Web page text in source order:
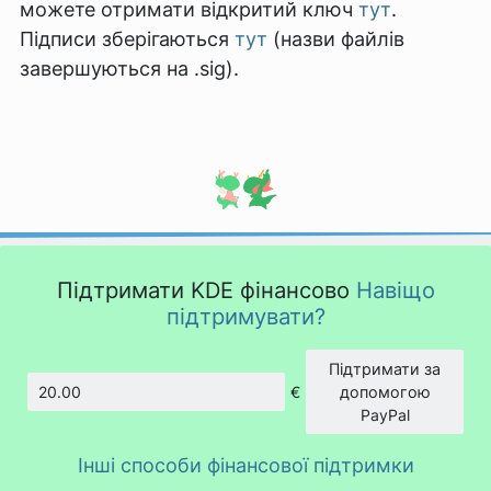
можете отримати відкритий ключ тут.
Підписи зберігаються тут (назви файлів
завершуються на .sig).
Підтримати KDE фінансово Навіщо
підтримувати?
€
Підтримати за
допомогою
PayPal
Інші способи фінансової підтримки